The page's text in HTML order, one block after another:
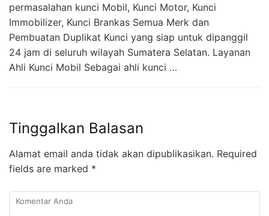
permasalahan kunci Mobil, Kunci Motor, Kunci
Immobilizer, Kunci Brankas Semua Merk dan
Pembuatan Duplikat Kunci yang siap untuk dipanggil
24 jam di seluruh wilayah Sumatera Selatan. Layanan
Ahli Kunci Mobil Sebagai ahli kunci …
Tinggalkan Balasan
Alamat email anda tidak akan dipublikasikan. Required
fields are marked *